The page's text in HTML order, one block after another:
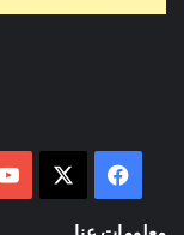
فيسبوك